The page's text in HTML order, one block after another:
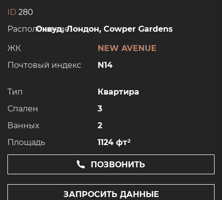
ID 280
Расположение:
Оквуд, Лондон, Cowper Gardens
ЖК
NEW AVENUE
Почтовый индекс
N14
Тип
Квартира
Спален
3
Ванных
2
Площадь
1124 фт²
ПОЗВОНИТЬ
ЗАПРОСИТЬ ДАННЫЕ